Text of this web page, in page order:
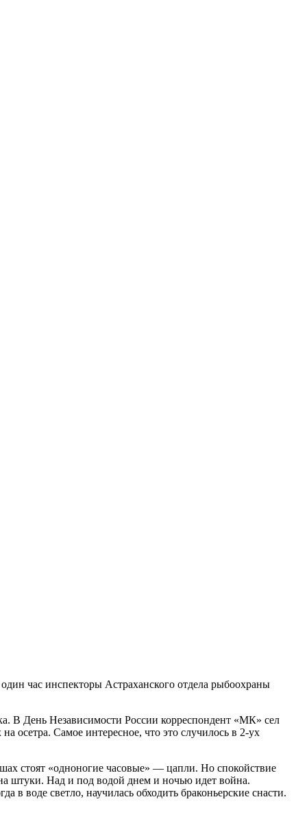
час инспекторы Астраханского отдела рыбоохраны
В День Независимости России корреспондент «МК» сел
осетра. Самое интересное, что это случилось в 2-ух
стоят «одноногие часовые» — цапли. Но спокойствие
штуки. Над и под водой днем и ночью идет война.
воде светло, научилась обходить браконьерские снасти.